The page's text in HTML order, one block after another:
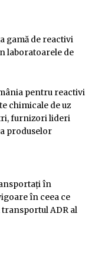
gamă de reactivi
laboratoarele de
pentru reactivi
chimicale de uz
furnizori lideri
produselor
în
în ceea ce
ADR al